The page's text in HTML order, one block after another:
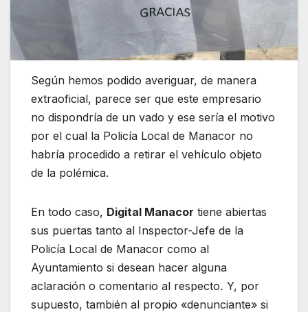
Según hemos podido averiguar, de manera
extraoficial, parece ser que este empresario
no dispondría de un vado y ese sería el motivo
por el cual la Policía Local de Manacor no
habría procedido a retirar el vehículo objeto
de la polémica.
En todo caso, Digital Manacor tiene abiertas
sus puertas tanto al Inspector-Jefe de la
Policía Local de Manacor como al
Ayuntamiento si desean hacer alguna
aclaración o comentario al respecto. Y, por
supuesto, también al propio «denunciante» si